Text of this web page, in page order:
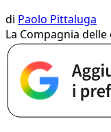
di Paolo Pittaluga
La Compagnia